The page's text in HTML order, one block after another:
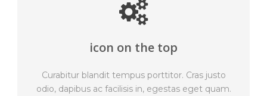
icon on the top
Curabitur blandit tempus porttitor. Cras justo
odio, dapibus ac facilisis in, egestas eget quam.